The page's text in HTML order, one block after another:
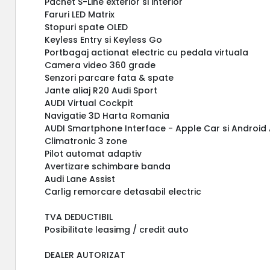
Faruri LED Matrix
Stopuri spate OLED
Keyless Entry si Keyless Go
Portbagaj actionat electric cu pedala virtuala
Camera video 360 grade
Senzori parcare fata & spate
Jante aliaj R20 Audi Sport
AUDI Virtual Cockpit
Navigatie 3D Harta Romania
AUDI Smartphone Interface - Apple Car si Android
Climatronic 3 zone
Pilot automat adaptiv
Avertizare schimbare banda
Audi Lane Assist
Carlig remorcare detasabil electric
TVA DEDUCTIBIL
Posibilitate leasimg / credit auto
DEALER AUTORIZAT